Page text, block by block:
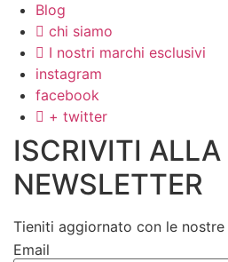
Blog
chi siamo
I nostri marchi esclusivi
instagram
facebook
+ twitter
ISCRIVITI ALLA
NEWSLETTER
Tieniti aggiornato con le
Email